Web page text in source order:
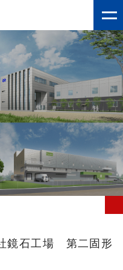
鏡石工場 第二固形